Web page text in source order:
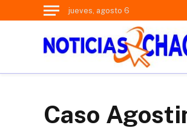
jueves, agosto 6
Caso